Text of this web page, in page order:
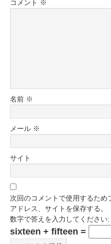
コメント ※
名前 ※
メール ※
サイト
次回のコメントで使用するた
アドレス、サイトを保存する。
数字で答えを入力してください:
sixteen + fifteen =